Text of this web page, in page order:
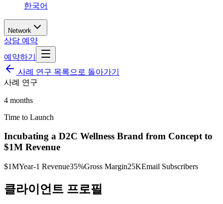
한국어
Network
상담 예약
예약하기
사례 연구 목록으로 돌아가기
사례 연구
4 months
Time to Launch
Incubating a D2C Wellness Brand from Concept to
$1M Revenue
$1MYear-1 Revenue35%Gross Margin25KEmail Subscribers
클라이언트 프로필